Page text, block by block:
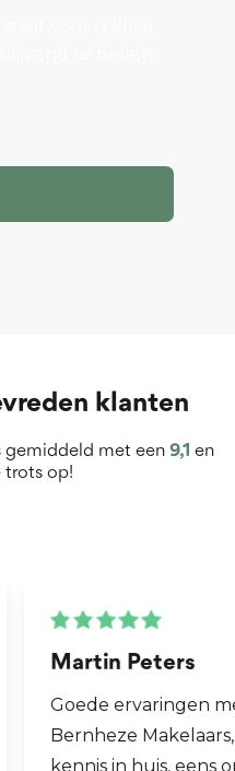
voor u klaar.
klanten
gemiddeld met een 9,1 en
trots op!
Henk van
Fijne makelaar.
al mijn 2e
hen laten